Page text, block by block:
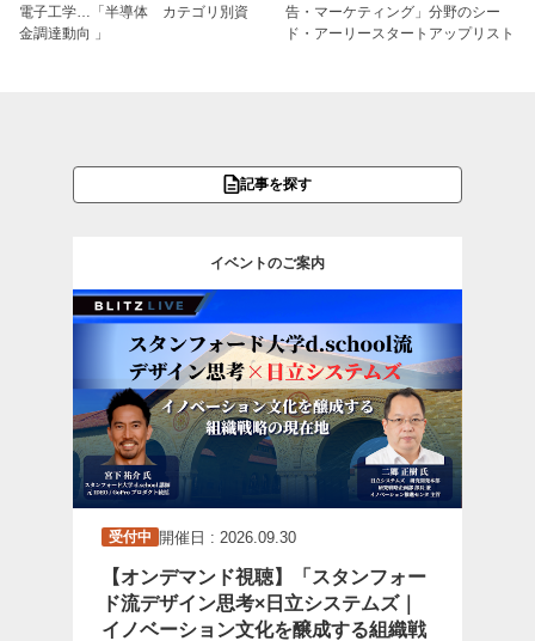
電子工学…「半導体 カテゴリ別資
金調達動向 」
告・マーケティング」分野のシー
ド・アーリースタートアップリスト
記事を探す
イベントのご案内
受付中 開催日 : 2026.09.30
【オンデマンド視聴】「スタンフォー
ド流デザイン思考×日立システムズ｜
イノベーション文化を醸成する組織戦